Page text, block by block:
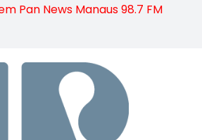
Pan News Manaus 98.7 FM